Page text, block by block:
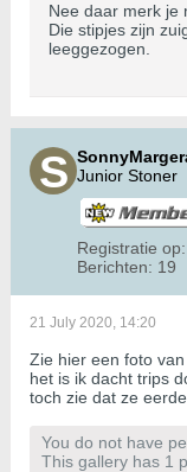
Nee daar merk je
Die stipjes zijn
leeggezogen.
Junior Stoner
Registratie op:
Berichten: 19
21 July 2020, 14:20
Zie hier een foto
het is ik dacht trips
toch zie dat ze
You do not have
This gallery has 1